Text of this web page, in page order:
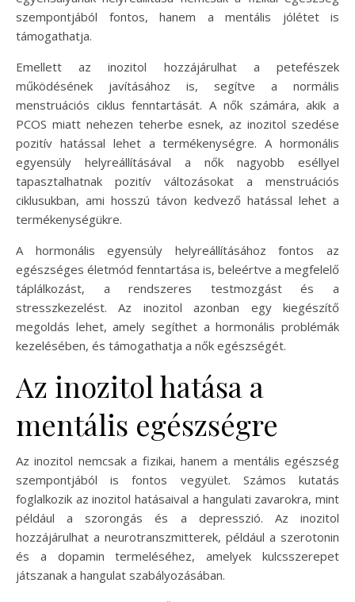
szempontjából fontos, hanem a mentális jólétet is
támogathatja.
Emellett az inozitol hozzájárulhat a petefészek
működésének javításához is, segítve a normális
menstruációs ciklus fenntartását. A nők számára, akik a
PCOS miatt nehezen teherbe esnek, az inozitol szedése
pozitív hatással lehet a termékenységre. A hormonális
egyensúly helyreállításával a nők nagyobb eséllyel
tapasztalhatnak pozitív változásokat a menstruációs
ciklusukban, ami hosszú távon kedvező hatással lehet a
termékenységükre.
A hormonális egyensúly helyreállításához fontos az
egészséges életmód fenntartása is, beleértve a megfelelő
táplálkozást, a rendszeres testmozgást és a
stresszkezelést. Az inozitol azonban egy kiegészítő
megoldás lehet, amely segíthet a hormonális problémák
kezelésében, és támogathatja a nők egészségét.
Az inozitol hatása a
mentális egészségre
Az inozitol nemcsak a fizikai, hanem a mentális egészség
szempontjából is fontos vegyület. Számos kutatás
foglalkozik az inozitol hatásaival a hangulati zavarokra, mint
például a szorongás és a depresszió. Az inozitol
hozzájárulhat a neurotranszmitterek, például a szerotonin
és a dopamin termeléséhez, amelyek kulcsszerepet
játszanak a hangulat szabályozásában.